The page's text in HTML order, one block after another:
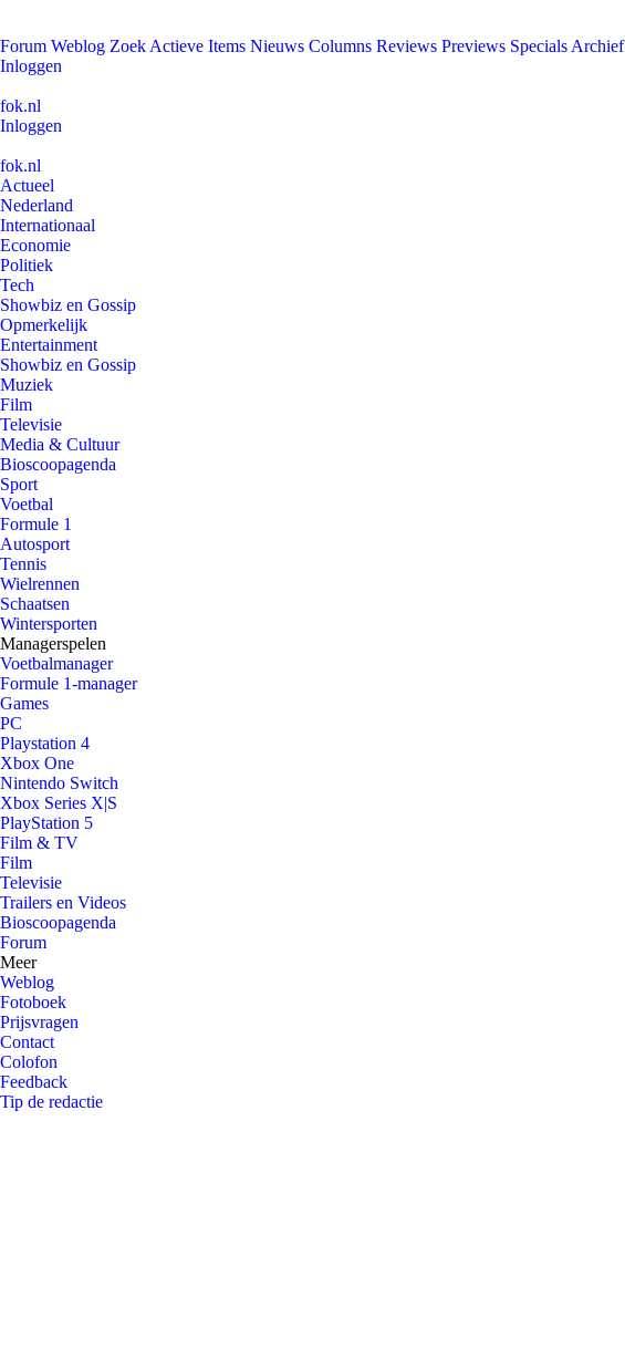
Forum Weblog Zoek Actieve Items Nieuws Columns Reviews Previews Specials Archief
Inloggen
fok.nl
Inloggen
fok.nl
Actueel
Nederland
Internationaal
Economie
Politiek
Tech
Showbiz en Gossip
Opmerkelijk
Entertainment
Showbiz en Gossip
Muziek
Film
Televisie
Media & Cultuur
Bioscoopagenda
Sport
Voetbal
Formule 1
Autosport
Tennis
Wielrennen
Schaatsen
Wintersporten
Managerspelen
Voetbalmanager
Formule 1-manager
Games
PC
Playstation 4
Xbox One
Nintendo Switch
Xbox Series X|S
PlayStation 5
Film & TV
Film
Televisie
Trailers en Videos
Bioscoopagenda
Forum
Meer
Weblog
Fotoboek
Prijsvragen
Contact
Colofon
Feedback
Tip de redactie